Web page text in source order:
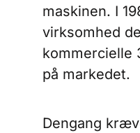
maskinen. I
virksomhed
kommercielle
på markedet.
Dengang